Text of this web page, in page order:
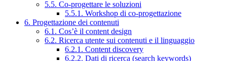
5.5. Co-progettare le soluzioni
5.5.1. Workshop di co-progettazione
6. Progettazione dei contenuti
6.1. Cos’è il content design
6.2. Ricerca utente sui contenuti e il linguaggio
6.2.1. Content discovery
6.2.2. Dati di ricerca (search keywords)